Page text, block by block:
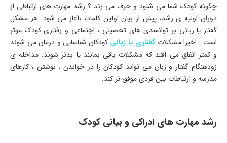
چگونه کودک شما می شنود و حرف می زند ؟ رشد مهارت های ارتباطی از
دوران اولیه ی رشد، پیش از بیان اولین کلمات ،آغاز می شود. هر مشکل
گفتار یا زبانی بر توانمندی های تحصیلی ، اجتماعی و رفتاری کودک موثر
است . اخیرا مشکلاتگفتاری یا زبانی کودکان شناسایی و درمان می شوند
و کمتر اتفاق می افتد که مشکلات باقی بمانند یا بدتر شوند. مداخله ی
زودهنگام گفتار و زبان می تواند کودکان را در خواندن ، نوشتن ، کارهای
مدرسه و ارتباطات بین فردی موفق تر کند.
رشد مهارت های ادراکی و بیانی کودک